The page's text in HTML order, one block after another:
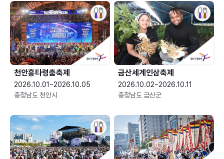
천안흥타령춤축제
2026.10.01~2026.10.05
충청남도 천안시
금산세계인삼축제
2026.10.02~2026.10.11
충청남도 금산군